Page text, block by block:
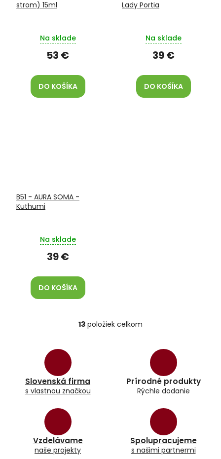
strom) 15ml
Na sklade
53 €
DO KOŠÍKA
Lady Portia
Na sklade
39 €
DO KOŠÍKA
B51 - AURA SOMA -
Kuthumi
Na sklade
39 €
DO KOŠÍKA
O
13 položiek celkom
Slovenská firma
s vlastnou značkou
Prírodné produkty
Rýchle dodanie
Vzdelávame
naše projekty
Spolupracujeme
s našimi partnermi